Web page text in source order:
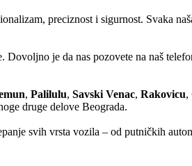
preciznost i sigurnost. Svaka
je da nas pozovete na naš
, Palilulu, Savski Venac, Rakovicu,
druge delove Beograda.
svih vrsta vozila – od putničkih